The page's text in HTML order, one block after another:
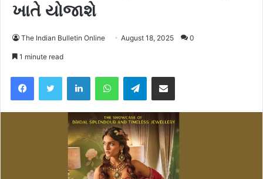
ખાતે યોજાશે
The Indian Bulletin Online August 18, 2025 0
1 minute read
Telegram